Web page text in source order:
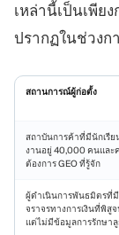
เหล่านี้เป็นเพีย
ปรากฏในช่วงก
สถานการณ์ผู้ก่อตั้ง
สถาบันการค้าที่มีนักเรีย
งานอยู่ 40,000 คนและ
ต้องการ GEO ที่รู้จัก
ผู้ดำเนินการพันธมิตรที่
จราจรทางการเงินที่พิสู
แต่ไม่มีข้อมูลการรักษา